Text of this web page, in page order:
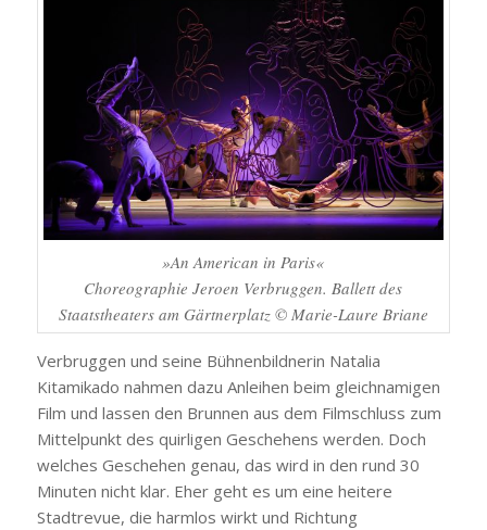
»An American in Paris«
Choreographie Jeroen Verbruggen. Ballett des
Staatstheaters am Gärtnerplatz © Marie-Laure Briane
Verbruggen und seine Bühnenbildnerin Natalia
Kitamikado nahmen dazu Anleihen beim gleichnamigen
Film und lassen den Brunnen aus dem Filmschluss zum
Mittelpunkt des quirligen Geschehens werden. Doch
welches Geschehen genau, das wird in den rund 30
Minuten nicht klar. Eher geht es um eine heitere
Stadtrevue, die harmlos wirkt und Richtung